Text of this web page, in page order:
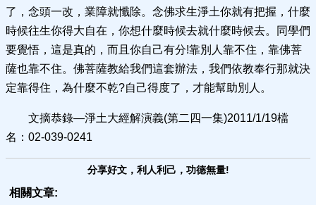
了，念頭一改，業障就懺除。念佛求生淨土你就有把握，什麼
時候往生你得大自在，你想什麼時候去就什麼時候去。同學們
要覺悟，這是真的，而且你自己有分!靠別人靠不住，靠佛菩
薩也靠不住。佛菩薩教給我們這套辦法，我們依教奉行那就決
定靠得住，為什麼不乾?自己得度了，才能幫助別人。
文摘恭錄—淨土大經解演義(第二四一集)2011/1/19檔
名：02-039-0241
分享好文，利人利己，功德無量!
相關文章: